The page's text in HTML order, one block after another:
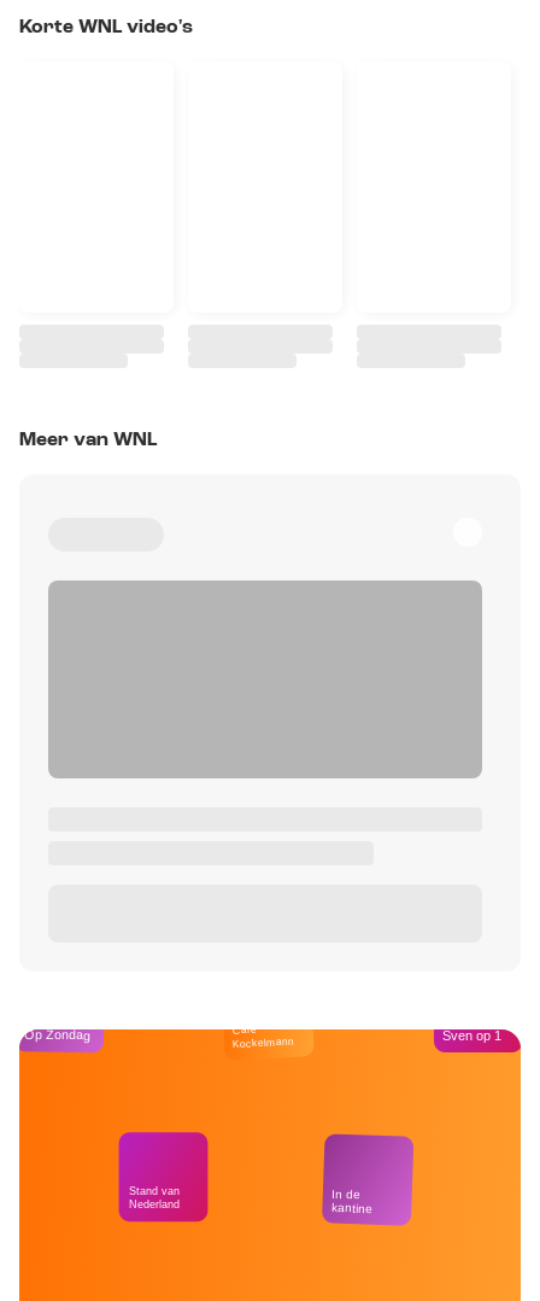
Korte WNL video's
Meer van WNL
Op Zondag
Stand van
Nederland
Café
Kockelmann
In de
kantine
Sven op 1